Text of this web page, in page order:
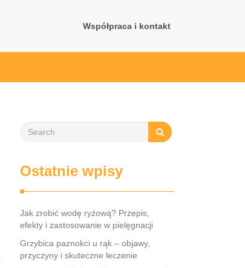
Współpraca i kontakt
Ostatnie wpisy
Jak zrobić wodę ryżową? Przepis,
efekty i zastosowanie w pielęgnacji
Grzybica paznokci u rąk – objawy,
przyczyny i skuteczne leczenie